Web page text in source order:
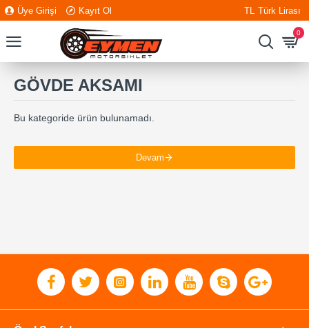
Üye Girişi Kayıt Ol TL Türk Lirası
0
GÖVDE AKSAMI
Bu kategoride ürün bulunamadı.
Devam